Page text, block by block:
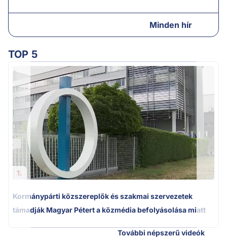
Minden hír
TOP 5
1.
Kormánypárti közszereplők és szakmai szervezetek
támadják Magyar Pétert a közmédia befolyásolása miatt
További népszerű videók